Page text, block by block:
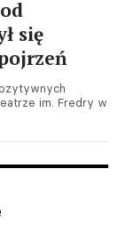
się
im. Fredry w